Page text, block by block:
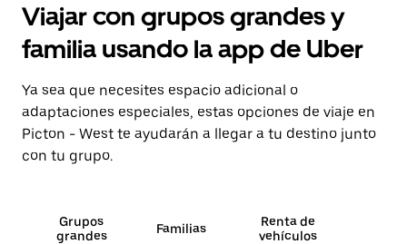
Viajar con grupos grandes y
familia usando la app de Uber
Ya sea que necesites espacio adicional o
adaptaciones especiales, estas opciones de viaje en
Picton - West te ayudarán a llegar a tu destino junto
con tu grupo.
Grupos
grandes
Familias
Renta de
vehículos